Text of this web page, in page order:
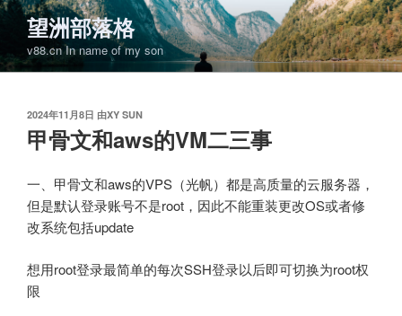
跳
内
容
望洲部落格
v88.cn In name of my son
发
布
于
2024年11月8日 由XY SUN
甲骨文和aws的VM二三事
一、甲骨文和aws的VPS（光帆）都是高质量的云服务器，
但是默认登录账号不是root，因此不能重装更改OS或者修
改系统包括update
想用root登录最简单的每次SSH登录以后即可切换为root权
限